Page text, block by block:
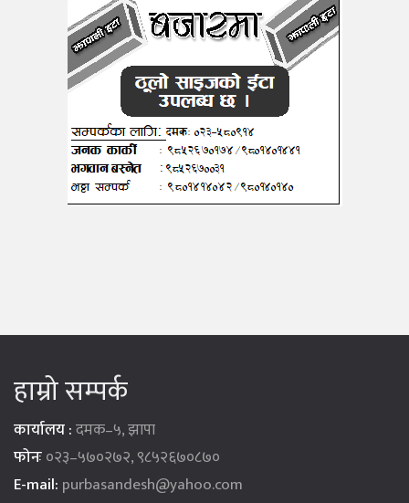
हाम्रो सम्पर्क
कार्यालय :दमक–५, झापा
फोनः०२३–५७०२७२, ९८५२६७०८७०
E-mail: purbasandesh@yahoo.com